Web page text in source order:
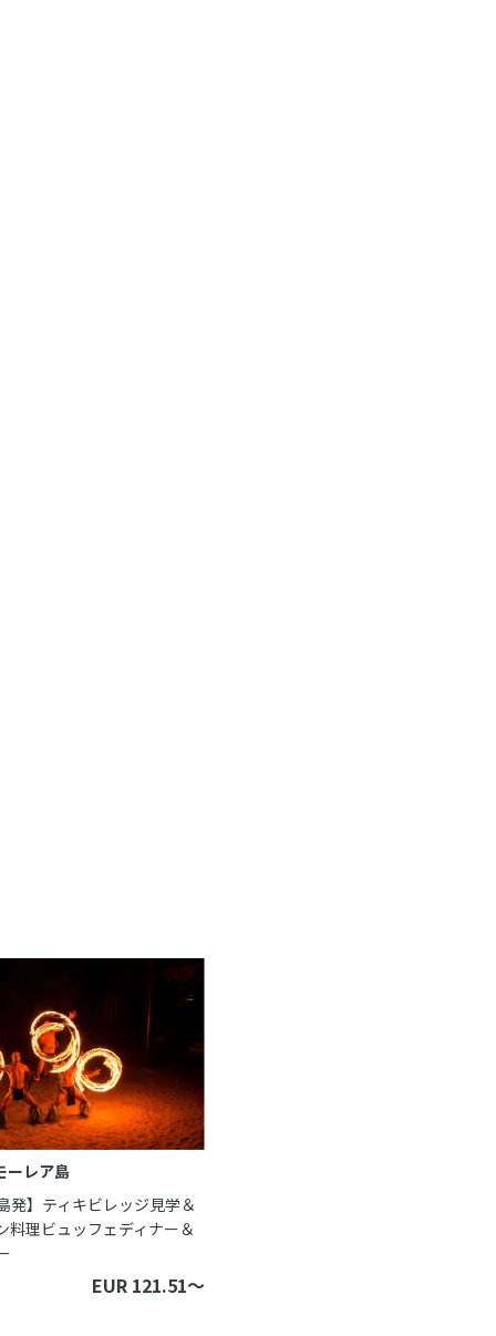
ーレア島
発】ティキビレッジ見学＆
料理ビュッフェディナー＆
EUR 121.51〜